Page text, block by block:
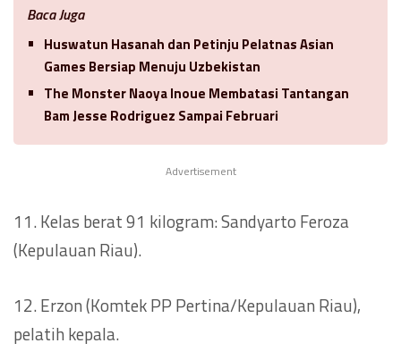
Baca Juga
Huswatun Hasanah dan Petinju Pelatnas Asian
Games Bersiap Menuju Uzbekistan
The Monster Naoya Inoue Membatasi Tantangan
Bam Jesse Rodriguez Sampai Februari
Advertisement
11. Kelas berat 91 kilogram: Sandyarto Feroza
(Kepulauan Riau).
12. Erzon (Komtek PP Pertina/Kepulauan Riau),
pelatih kepala.